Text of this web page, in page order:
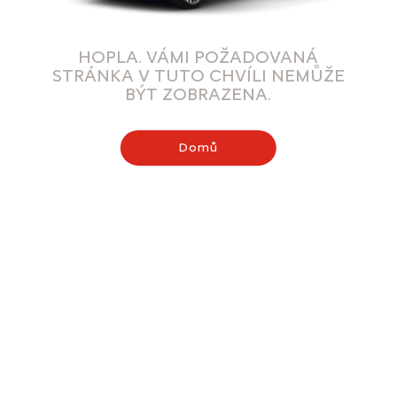
HOPLA. VÁMI POŽADOVANÁ
STRÁNKA V TUTO CHVÍLI NEMŮŽE
BÝT ZOBRAZENA.
Domů